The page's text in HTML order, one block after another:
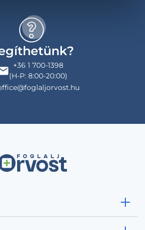
+36 1 700-1398
(H-P: 8:00-20:00)